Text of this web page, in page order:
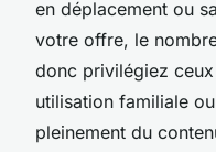
en déplacement ou
votre offre, le
donc privilégiez
utilisation familiale
pleinement du